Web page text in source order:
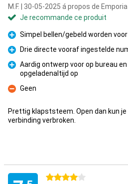
M.F. | 30-05-2025 á propos de
Je recommande ce produit
Pour
Simpel bellen/gebeld worden
Pour
Drie directe vooraf ingestelde
Pour
Aardig ontwerp voor op bureau
opgeladenaltijd op
Contre
Geen
Prettig klapststeem. Open dan kun je
verbinding verbroken.
4 étoiles